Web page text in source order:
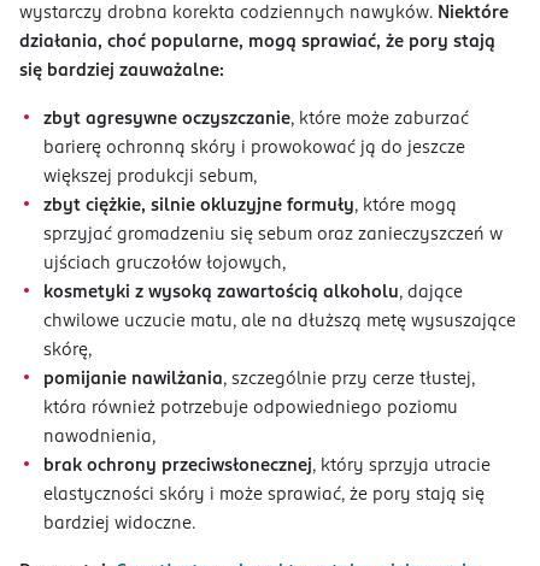
wystarczy drobna korekta codziennych nawyków. Niektóre
działania, choć popularne, mogą sprawiać, że pory stają
się bardziej zauważalne:
zbyt agresywne oczyszczanie, które może zaburzać
barierę ochronną skóry i prowokować ją do jeszcze
większej produkcji sebum,
zbyt ciężkie, silnie okluzyjne formuły, które mogą
sprzyjać gromadzeniu się sebum oraz zanieczyszczeń w
ujściach gruczołów łojowych,
kosmetyki z wysoką zawartością alkoholu, dające
chwilowe uczucie matu, ale na dłuższą metę wysuszające
skórę,
pomijanie nawilżania, szczególnie przy cerze tłustej,
która również potrzebuje odpowiedniego poziomu
nawodnienia,
brak ochrony przeciwsłonecznej, który sprzyja utracie
elastyczności skóry i może sprawiać, że pory stają się
bardziej widoczne.